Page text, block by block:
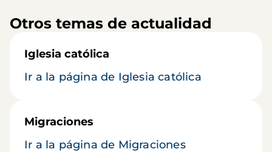
Otros temas de actualidad
Iglesia católica
Ir a la página de Iglesia católica
Migraciones
Ir a la página de Migraciones